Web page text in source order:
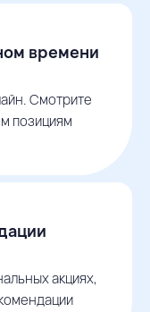
времени
Смотрите
позициям
акциях,